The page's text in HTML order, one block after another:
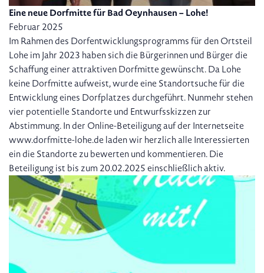
Eine neue Dorfmitte für Bad Oeynhausen – Lohe!
Februar 2025
Im Rahmen des Dorfentwicklungsprogramms für den Ortsteil
Lohe im Jahr 2023 haben sich die Bürgerinnen und Bürger die
Schaffung einer attraktiven Dorfmitte gewünscht. Da Lohe
keine Dorfmitte aufweist, wurde eine Standortsuche für die
Entwicklung eines Dorfplatzes durchgeführt. Nunmehr stehen
vier potentielle Standorte und Entwurfsskizzen zur
Abstimmung. In der Online-Beteiligung auf der Internetseite
www.dorfmitte-lohe.de laden wir herzlich alle Interessierten
ein die Standorte zu bewerten und kommentieren. Die
Beteiligung ist bis zum 20.02.2025 einschließlich aktiv.